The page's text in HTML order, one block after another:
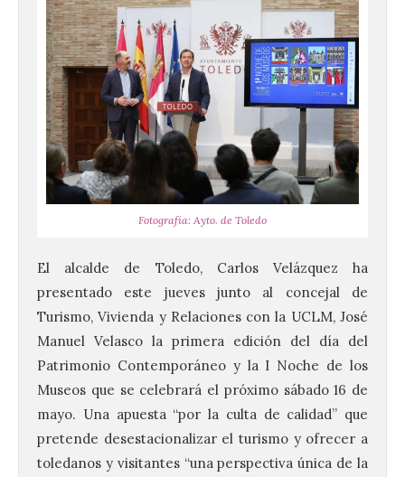
Fotografía: Ayto. de Toledo
El alcalde de Toledo, Carlos Velázquez ha
presentado este jueves junto al concejal de
Turismo, Vivienda y Relaciones con la UCLM, José
Manuel Velasco la primera edición del día del
Patrimonio Contemporáneo y la I Noche de los
Museos que se celebrará el próximo sábado 16 de
mayo. Una apuesta “por la culta de calidad” que
pretende desestacionalizar el turismo y ofrecer a
toledanos y visitantes “una perspectiva única de la